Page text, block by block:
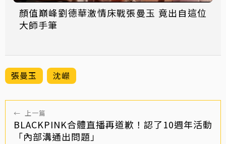
顏值巔峰劉德華激情床戰張曼玉 竟出自這位
大師手筆
張曼玉 沈嶸
← 上一篇
BLACKPINK合體直播再道歉！認了10週年活動
「內部溝通出問題」